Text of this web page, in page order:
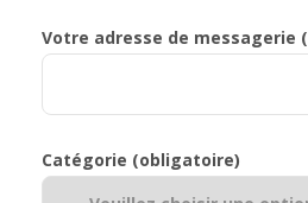
Votre adresse de messagerie
Catégorie (obligatoire)